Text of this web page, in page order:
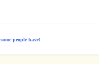
people have!